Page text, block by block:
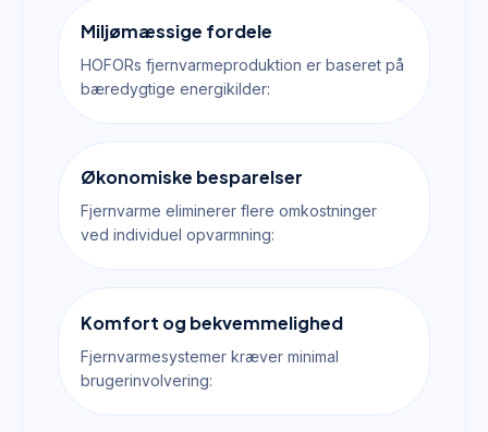
Miljømæssige fordele
HOFORs fjernvarmeproduktion er baseret på
bæredygtige energikilder:
Økonomiske besparelser
Fjernvarme eliminerer flere omkostninger
ved individuel opvarmning:
Komfort og bekvemmelighed
Fjernvarmesystemer kræver minimal
brugerinvolvering: